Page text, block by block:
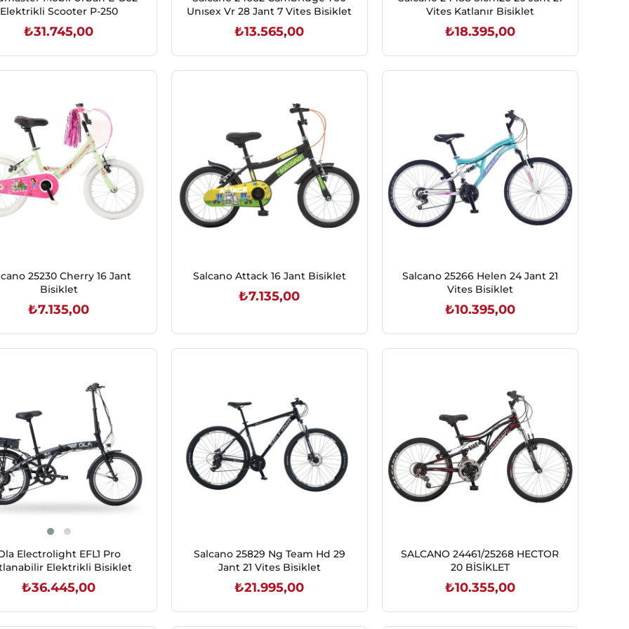
Elektrikli Scooter P-250
₺31.745,00
Unısex Vr 28 Jant 7 Vites Bisiklet
₺13.565,00
Vites Katlanır Bisiklet
₺18.395,00
25230 Cherry 16 Jant
Bisiklet
₺7.135,00
Salcano Attack 16 Jant Bisiklet
₺7.135,00
Salcano 25266 Helen 24 Jant 21
Vites Bisiklet
₺10.395,00
Electrolight EFL1 Pro
Elektrikli Bisiklet
₺36.445,00
Salcano 25829 Ng Team Hd 29
Jant 21 Vites Bisiklet
₺21.995,00
SALCANO 24461/25268 HECTOR
20 BİSİKLET
₺10.355,00